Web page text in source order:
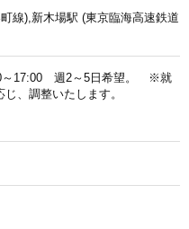
線),新木場駅 (東京臨海高速鉄道
～17:00 週2～5日希望。 ※就
、調整いたします。